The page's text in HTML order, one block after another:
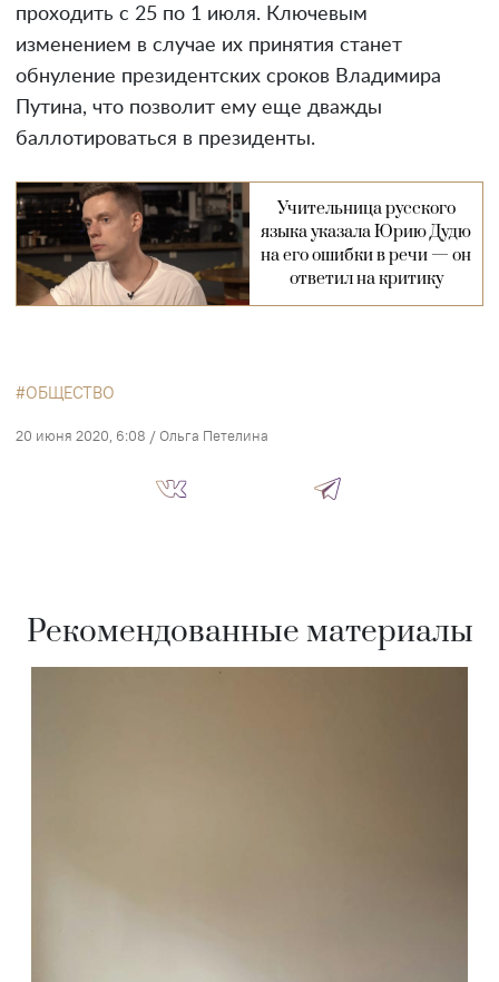
проходить с 25 по 1 июля. Ключевым
изменением в случае их принятия станет
обнуление президентских сроков Владимира
Путина, что позволит ему еще дважды
баллотироваться в президенты.
Учительница русского
языка указала Юрию Дудю
на его ошибки в речи — он
ответил на критику
ОБЩЕСТВО
20 июня 2020, 6:08 / Ольга Петелина
Рекомендованные материалы